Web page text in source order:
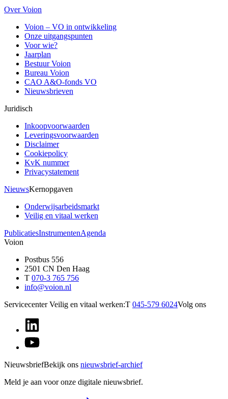
Over Voion
Voion – VO in ontwikkeling
Onze uitgangspunten
Voor wie?
Jaarplan
Bestuur Voion
Bureau Voion
CAO A&O-fonds VO
Nieuwsbrieven
Juridisch
Inkoopvoorwaarden
Leveringsvoorwaarden
Disclaimer
Cookiepolicy
KvK nummer
Privacystatement
NieuwsKernopgaven
Onderwijsarbeidsmarkt
Veilig en vitaal werken
PublicatiesInstrumentenAgenda
Voion
Postbus 556
2501 CN Den Haag
T 070-3 765 756
info@voion.nl
Servicecenter Veilig en vitaal werken:T 045-579 6024Volg ons
NieuwsbriefBekijk ons nieuwsbrief-archief
Meld je aan voor onze digitale nieuwsbrief.